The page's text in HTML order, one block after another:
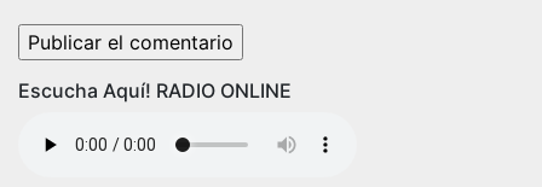
Escucha Aquí! RADIO ONLINE